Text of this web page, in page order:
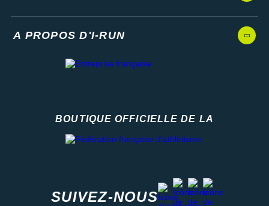
A PROPOS D'I-RUN
BOUTIQUE OFFICIELLE DE LA
SUIVEZ-NOUS
instagram
facebook
stravayoutube